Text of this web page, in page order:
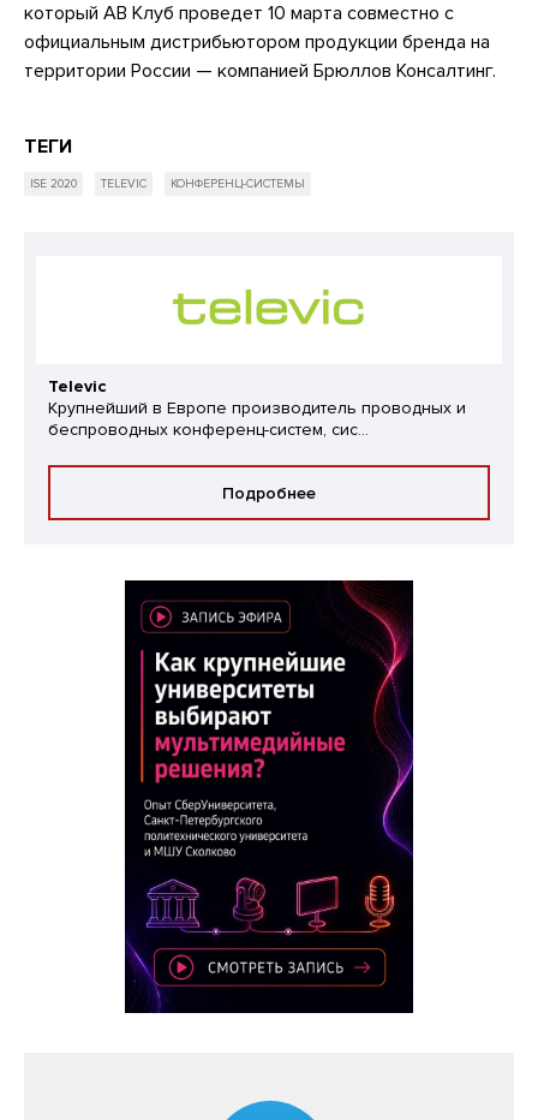
который АВ Клуб проведет 10 марта совместно с
официальным дистрибьютором продукции бренда на
территории России — компанией Брюллов Консалтинг.
ТЕГИ
ISE 2020 TELEVIC КОНФЕРЕНЦ-СИСТЕМЫ
Televic
Крупнейший в Европе производитель проводных и
беспроводных конференц-систем, сис...
Подробнее